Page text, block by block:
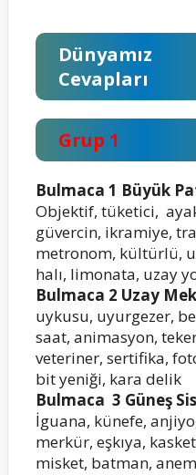
Dünyamız
Cevapları
Grup 1
Bulmaca 1 Büyük
Objektif, tüketici,
güvercin, ikramiye,
metronom, kültürlü,
halı, limonata, uzay
Bulmaca 2 Uzay
uykusu, uyurgezer,
saat, animasyon,
veteriner, sertifika,
bit yeniği, kara delik
Bulmaca 3 Güneş
İguana, künefe,
merkür, eşkıya,
misket, batman,